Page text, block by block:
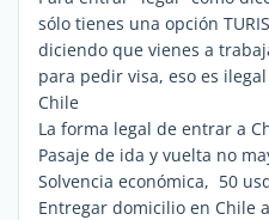
sólo tienes una opción
diciendo que vienes a
para pedir visa, eso es
Chile
La forma legal de entrar a
Pasaje de ida y vuelta no
Solvencia económica, 50
Entregar domicilio en Chile